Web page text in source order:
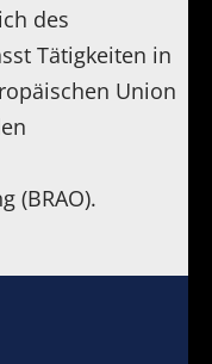
des
Tätigkeiten in
Union
(BRAO).